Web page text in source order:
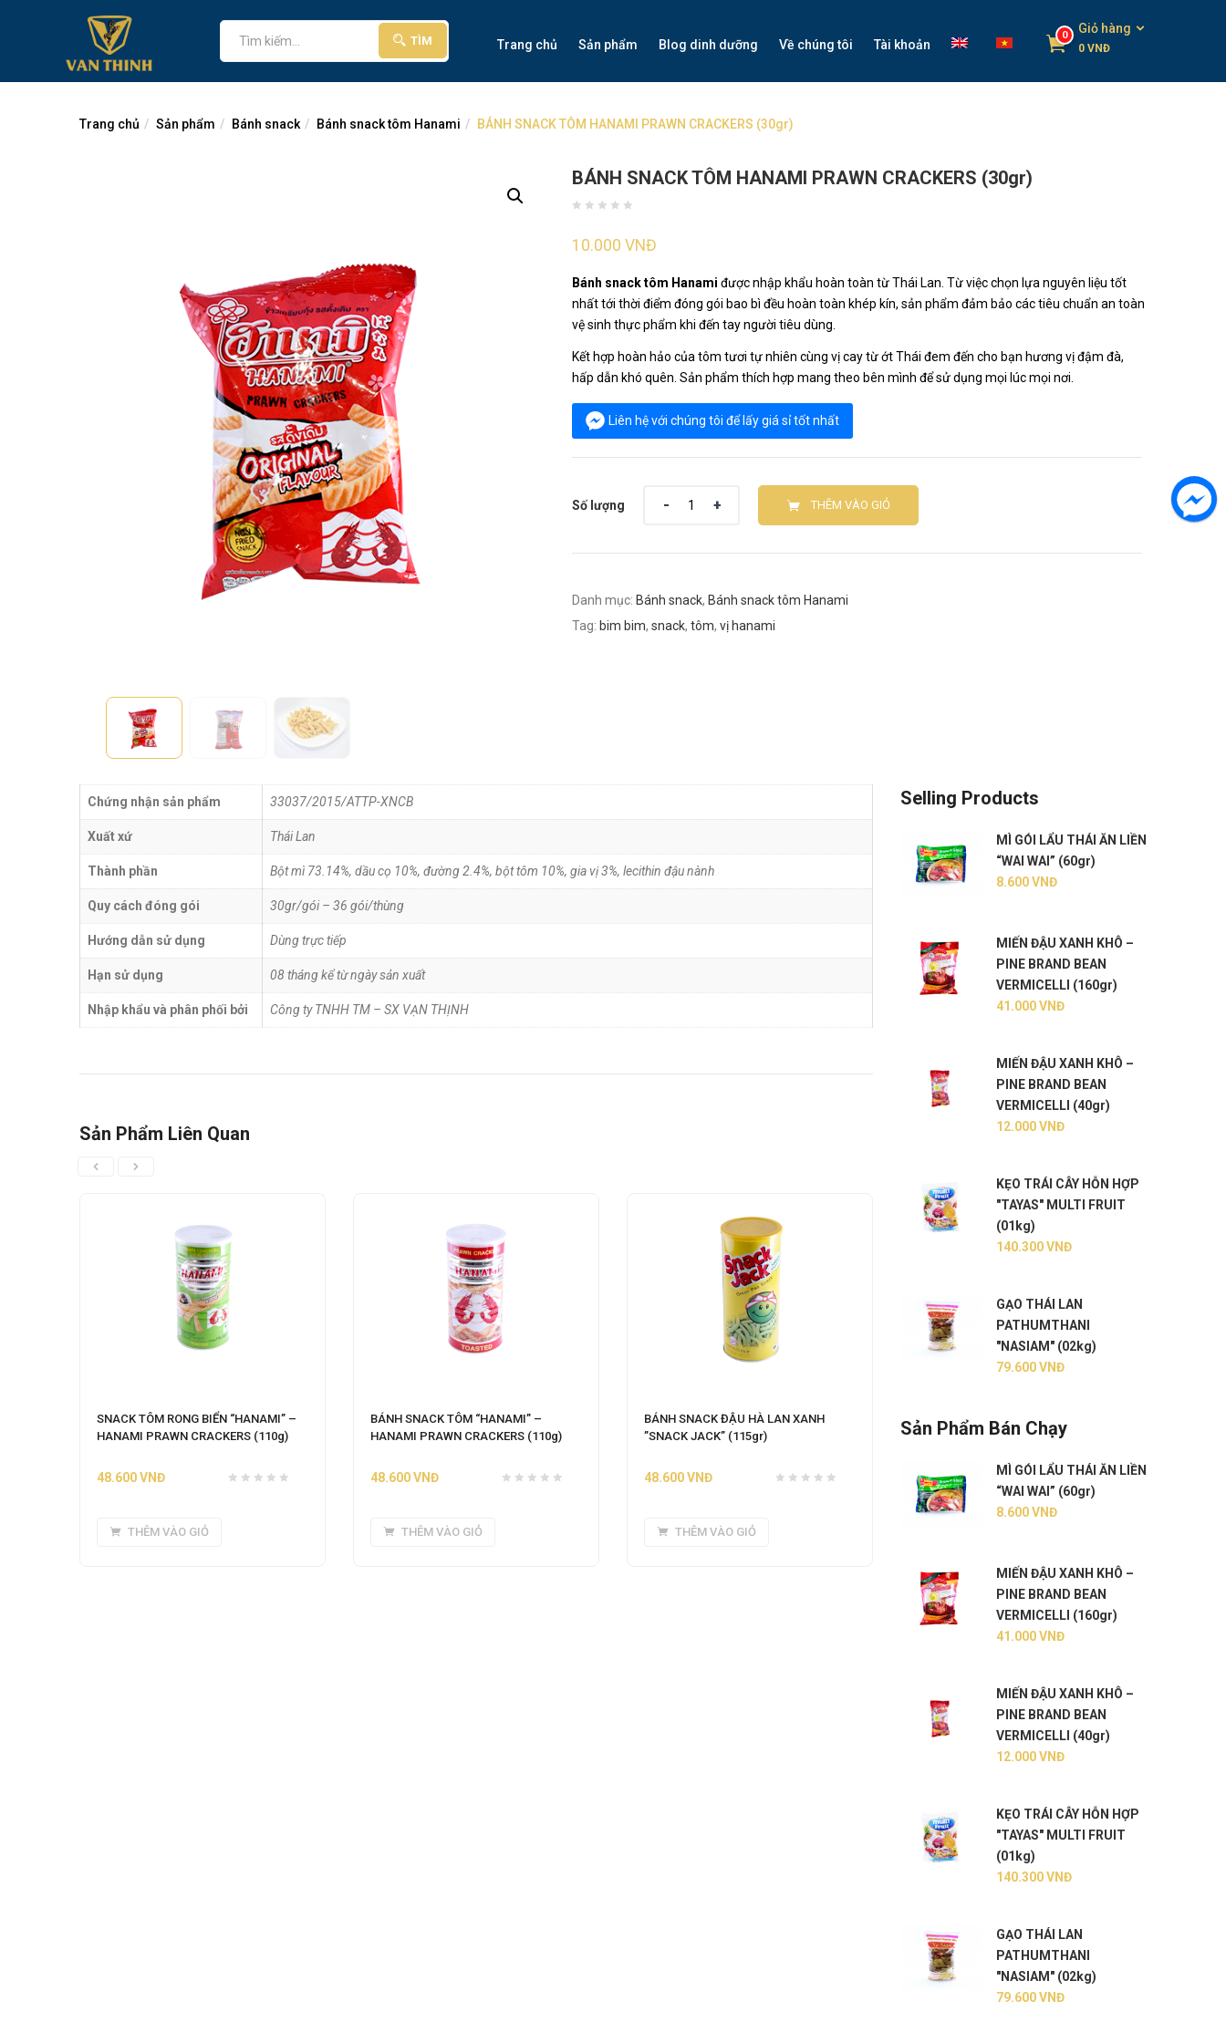
TÌM Trang chủ Sản phẩm Blog dinh dưỡng Về chúng tôi Tài khoản
0 Giỏ hàng
0 VNĐ
Trang chủ Sản phẩm Bánh snack Bánh snack tôm Hanami BÁNH SNACK TÔM HANAMI PRAWN CRACKERS (30gr)
BÁNH SNACK TÔM HANAMI PRAWN CRACKERS (30gr)
10.000 VNĐ
Bánh snack tôm Hanami được nhập khẩu hoàn toàn từ Thái Lan. Từ việc chọn lựa nguyên liệu tốt
nhất tới thời điểm đóng gói bao bì đều hoàn toàn khép kín, sản phẩm đảm bảo các tiêu chuẩn an toàn
vệ sinh thực phẩm khi đến tay người tiêu dùng.
Kết hợp hoàn hảo của tôm tươi tự nhiên cùng vị cay từ ớt Thái đem đến cho bạn hương vị đậm đà,
hấp dẫn khó quên. Sản phẩm thích hợp mang theo bên mình để sử dụng mọi lúc mọi nơi.
Liên hệ với chúng tôi để lấy giá sỉ tốt nhất
Số lượng THÊM VÀO GIỎ
Danh mục: Bánh snack, Bánh snack tôm Hanami
Tag: bim bim, snack, tôm, vị hanami
Chứng nhận sản phẩm 33037/2015/ATTP-XNCB
Xuất xứ Thái Lan
Thành phần Bột mì 73.14%, dầu cọ 10%, đường 2.4%, bột tôm 10%, gia vị 3%, lecithin đậu nành
Quy cách đóng gói 30gr/gói – 36 gói/thùng
Hướng dẫn sử dụng Dùng trực tiếp
Hạn sử dụng 08 tháng kể từ ngày sản xuất
Nhập khẩu và phân phối bởi Công ty TNHH TM – SX VẠN THỊNH
Sản Phẩm Liên Quan
SNACK TÔM RONG BIỂN “HANAMI” –
HANAMI PRAWN CRACKERS (110g)
48.600VNĐ
THÊM VÀO GIỎ
BÁNH SNACK TÔM “HANAMI” –
HANAMI PRAWN CRACKERS (110g)
48.600VNĐ
THÊM VÀO GIỎ
BÁNH SNACK ĐẬU HÀ LAN XANH
”SNACK JACK” (115gr)
48.600VNĐ
THÊM VÀO GIỎ
BÁNH SNACK TÔM “HANAMI” HANAMI
PRAWN CRACKERS (60gr)
20.200VNĐ
Selling Products
MÌ GÓI LẨU THÁI ĂN LIỀN
“WAI WAI” (60gr)
8.600VNĐ
MIẾN ĐẬU XANH KHÔ –
PINE BRAND BEAN
VERMICELLI (160gr)
41.000VNĐ
MIẾN ĐẬU XANH KHÔ –
PINE BRAND BEAN
VERMICELLI (40gr)
12.000VNĐ
KẸO TRÁI CÂY HỖN HỢP
"TAYAS" MULTI FRUIT
(01kg)
140.300VNĐ
GẠO THÁI LAN
PATHUMTHANI
"NASIAM" (02kg)
79.600VNĐ
Sản Phẩm Bán Chạy
MÌ GÓI LẨU THÁI ĂN LIỀN
“WAI WAI” (60gr)
8.600VNĐ
MIẾN ĐẬU XANH KHÔ –
PINE BRAND BEAN
VERMICELLI (160gr)
41.000VNĐ
MIẾN ĐẬU XANH KHÔ –
PINE BRAND BEAN
VERMICELLI (40gr)
12.000VNĐ
KẸO TRÁI CÂY HỖN HỢP
"TAYAS" MULTI FRUIT
(01kg)
140.300VNĐ
GẠO THÁI LAN
PATHUMTHANI
"NASIAM" (02kg)
79.600VNĐ